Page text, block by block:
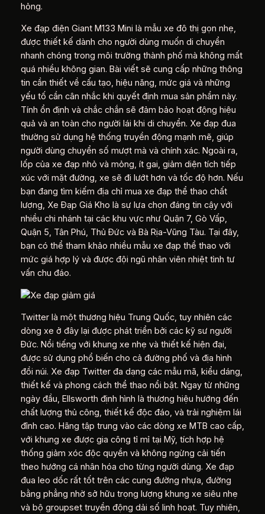
hỏng.
Xe đạp điện Giant M133 Mini là mẫu xe đô thị gọn nhẹ,
được thiết kế dành cho người dùng muốn di chuyển
nhanh chóng trong môi trường thành phố mà không mất
quá nhiều không gian. Bài viết sẽ cung cấp những thông
tin cần thiết về cấu tạo, hiệu năng, mức giá và những
yếu tố cần cân nhắc khi quyết định mua sản phẩm này.
Tính ổn định và chắc chắn sẽ đảm bảo hoạt động hiệu
quả và an toàn cho người lái khi di chuyển. Xe đạp đua
thường sử dụng hệ thống truyền động mạnh mẽ, giúp
người dùng chuyển số mượt mà và chính xác. Ngoài ra,
lốp của xe đạp nhỏ và mỏng, ít gai, giảm diện tích tiếp
xúc với mặt đường, xe sẽ đi lướt hơn và tốc độ hơn. Nếu
bạn đang tìm kiếm địa chỉ mua xe đạp thể thao chất
lượng, Xe Đạp Giá Kho là sự lựa chọn đáng tin cậy với
nhiều chi nhánh tại các khu vực như Quận 7, Gò Vấp,
Quận 5, Tân Phú, Thủ Đức và Bà Rịa-Vũng Tàu. Tại đây,
bạn có thể tham khảo nhiều mẫu xe đạp thể thao với
mức giá hợp lý và được đội ngũ nhân viên nhiệt tình tư
vấn chu đáo.
Twitter là một thương hiệu Trung Quốc, tuy nhiên các
dòng xe ở đây lại được phát triển bởi các kỹ sư người
Đức. Nổi tiếng với khung xe nhẹ và thiết kế hiện đại,
được sử dụng phổ biến cho cả đường phố và địa hình
đồi núi. Xe đạp Twitter đa dạng các mẫu mã, kiểu dáng,
thiết kế và phong cách thể thao nổi bật. Ngay từ những
ngày đầu, Ellsworth định hình là thương hiệu hướng đến
chất lượng thủ công, thiết kế độc đáo, và trải nghiệm lái
đỉnh cao. Hãng tập trung vào các dòng xe MTB cao cấp,
với khung xe được gia công tỉ mỉ tại Mỹ, tích hợp hệ
thống giảm xóc độc quyền và không ngừng cải tiến
theo hướng cá nhân hóa cho từng người dùng. Xe đạp
đua leo dốc rất tốt trên các cung đường nhựa, đường
bằng phẳng nhờ sở hữu trọng lượng khung xe siêu nhẹ
và bộ groupset truyền động dải số linh hoạt. Tuy nhiên,